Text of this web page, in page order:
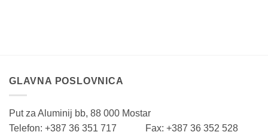
GLAVNA POSLOVNICA
Put za Aluminij bb, 88 000 Mostar
Telefon: +387 36 351 717 Fax: +387 36 352 528